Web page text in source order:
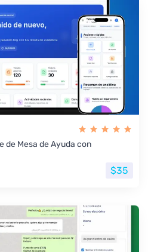
de Mesa de Ayuda con
$35